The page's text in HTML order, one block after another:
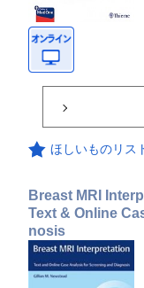
ほしいものリス
Breast MRI
Text & Online
nosis